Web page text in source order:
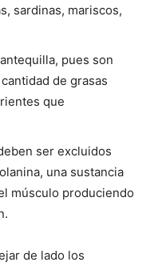
sardinas, mariscos,
pues son
de grasas
que
ser excluidos
una sustancia
músculo produciendo
de lado los